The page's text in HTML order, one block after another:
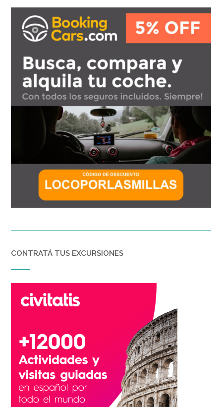
CONTRATÁ TUS EXCURSIONES